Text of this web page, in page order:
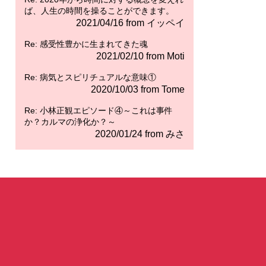
ば、人生の時間を操ることができます。
2021/04/16 from イッペイ
Re: 感受性豊かに生まれてきた魂
2021/02/10 from Moti
Re: 病気とスピリチュアルな意味①
2020/10/03 from Tome
Re: 小林正観エピソード④～これは事件
か？カルマの浄化か？～
2020/01/24 from みさ